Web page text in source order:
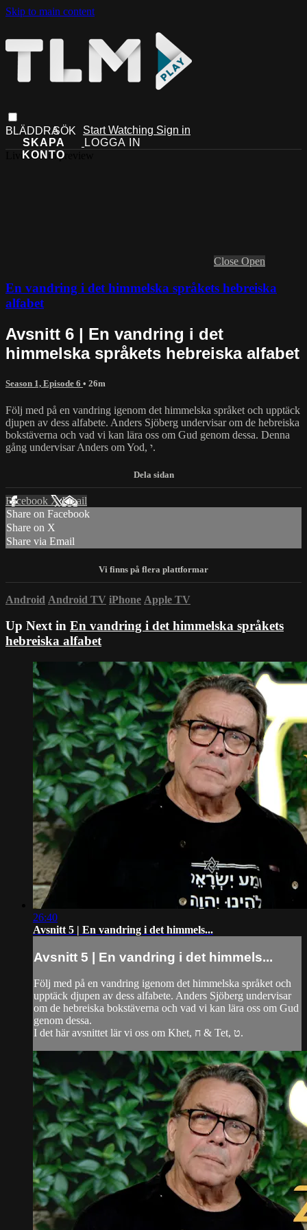
Skip to main content
Start Watching Sign in
Live stream preview
Close Open
En vandring i det himmelska språkets hebreiska
alfabet
Avsnitt 6 | En vandring i det
himmelska språkets hebreiska alfabet
Season 1, Episode 6 • 26m
Följ med på en vandring igenom det himmelska språket och upptäck
djupen av dess alfabete. Anders Sjöberg undervisar om de hebreiska
bokstäverna och vad vi kan lära oss om Gud genom dessa. Denna
gång undervisar Anders om Yod, י.
Facebook XEmail
Share on Facebook
Share on X
Share via Email
Android Android TV iPhone Apple TV
Up Next in En vandring i det himmelska språkets
hebreiska alfabet
26:40
Avsnitt 5 | En vandring i det himmels...
Avsnitt 5 | En vandring i det himmels...
Följ med på en vandring igenom det himmelska språket och
upptäck djupen av dess alfabete. Anders Sjöberg undervisar
om de hebreiska bokstäverna och vad vi kan lära oss om Gud
genom dessa.
I det här avsnittet lär vi oss om Khet, ח & Tet, ט.